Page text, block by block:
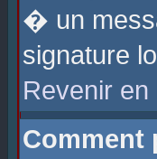
� un
signature
Revenir
Comment